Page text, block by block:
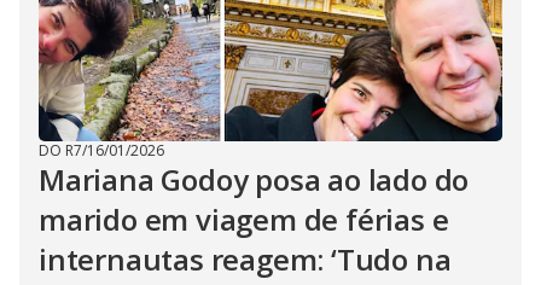
DO R7/16/01/2026
Mariana Godoy posa ao lado do
marido em viagem de férias e
internautas reagem: ‘Tudo na